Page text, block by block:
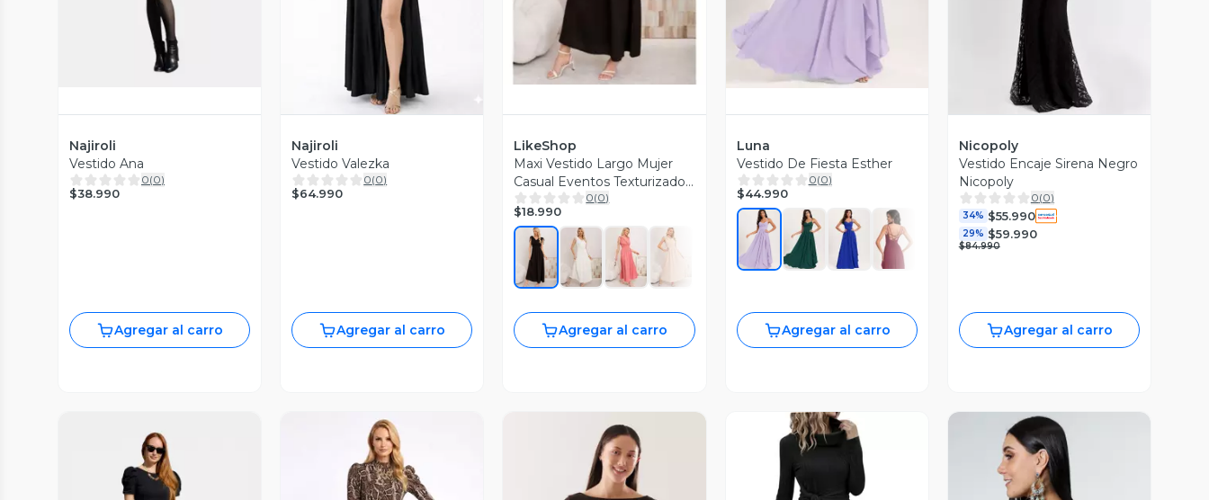
Najiroli
Vestido Ana
0(0)
$38.990
Agregar al carro
Najiroli
Vestido Valezka
0(0)
$64.990
Agregar al carro
LikeShop
Maxi Vestido Largo Mujer
Casual Eventos Texturizado
Sin Manga 3374
0(0)
$18.990
Agregar al carro
Luna
Vestido De Fiesta Esther
0(0)
$44.990
Agregar al carro
Nicopoly
Vestido Encaje Sirena Negro
Nicopoly
0(0)
34% $55.990
29% $59.990
$84.990
Agregar al carro